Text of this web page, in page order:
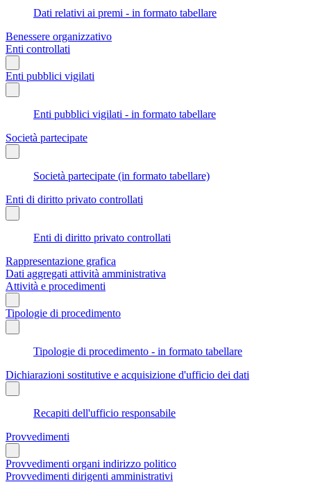
Dati relativi ai premi - in formato tabellare
Benessere organizzativo
Enti controllati
Enti pubblici vigilati
Enti pubblici vigilati - in formato tabellare
Società partecipate
Società partecipate (in formato tabellare)
Enti di diritto privato controllati
Enti di diritto privato controllati
Rappresentazione grafica
Dati aggregati attività amministrativa
Attività e procedimenti
Tipologie di procedimento
Tipologie di procedimento - in formato tabellare
Dichiarazioni sostitutive e acquisizione d'ufficio dei dati
Recapiti dell'ufficio responsabile
Provvedimenti
Provvedimenti organi indirizzo politico
Provvedimenti dirigenti amministrativi